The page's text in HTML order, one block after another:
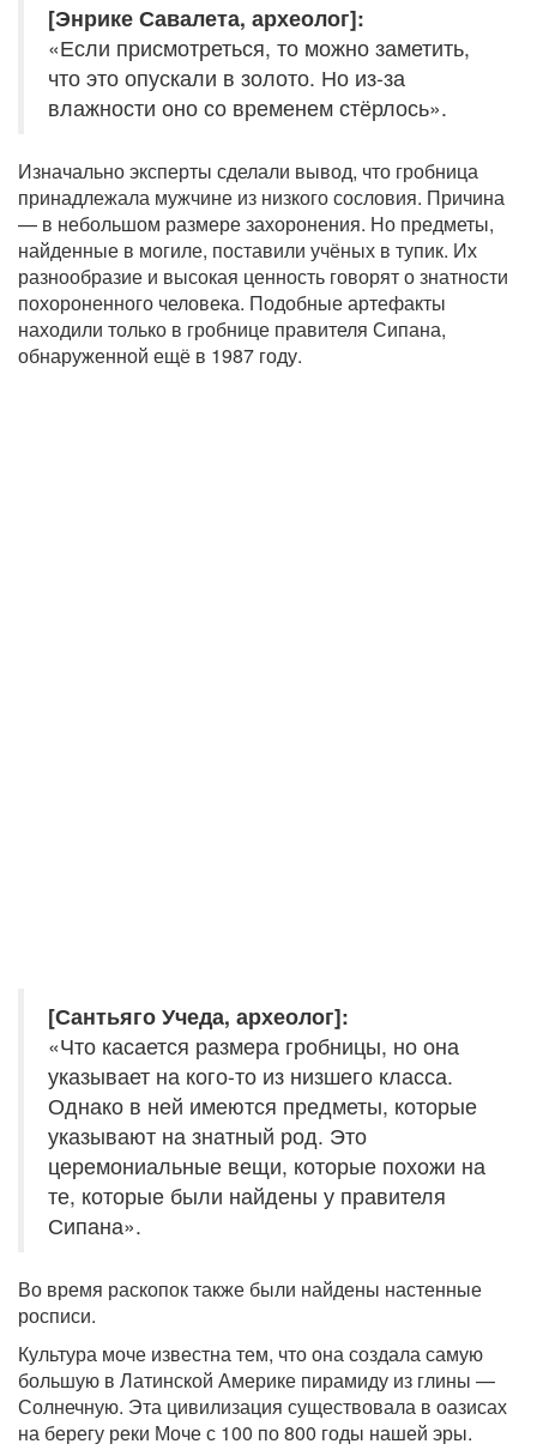
[Энрике Савалета, археолог]:
«Если присмотреться, то можно заметить,
что это опускали в золото. Но из-за
влажности оно со временем стёрлось».
Изначально эксперты сделали вывод, что гробница
принадлежала мужчине из низкого сословия. Причина
— в небольшом размере захоронения. Но предметы,
найденные в могиле, поставили учёных в тупик. Их
разнообразие и высокая ценность говорят о знатности
похороненного человека. Подобные артефакты
находили только в гробнице правителя Сипана,
обнаруженной ещё в 1987 году.
[Сантьяго Учеда, археолог]:
«Что касается размера гробницы, но она
указывает на кого-то из низшего класса.
Однако в ней имеются предметы, которые
указывают на знатный род. Это
церемониальные вещи, которые похожи на
те, которые были найдены у правителя
Сипана».
Во время раскопок также были найдены настенные
росписи.
Культура моче известна тем, что она создала самую
большую в Латинской Америке пирамиду из глины —
Солнечную. Эта цивилизация существовала в оазисах
на берегу реки Моче с 100 по 800 годы нашей эры.